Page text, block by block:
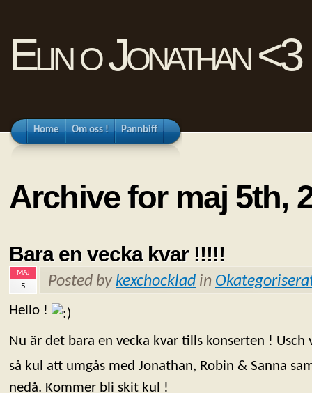
Elin o Jonathan <3
Home Om oss ! Pannbiff
Archive for maj 5th,
Bara en vecka kvar !!!!!
MAJ
5 Posted by kexchocklad in
Hello !
Nu är det bara en vecka kvar tills konserten !
så kul att umgås med Jonathan, Robin & Sanna
nedå. Kommer bli skit kul !